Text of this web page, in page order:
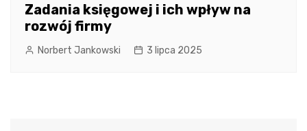
Zadania księgowej i ich wpływ na
rozwój firmy
Norbert Jankowski 3 lipca 2025